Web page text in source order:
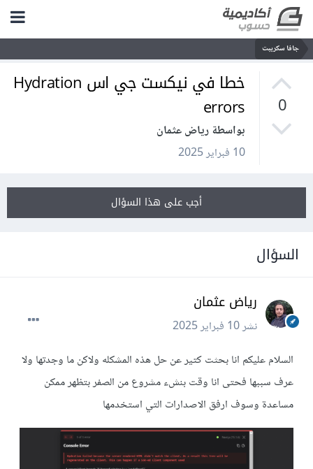
جافا سكريبت
0
خطا في نيكست جي اس Hydration
errors
بواسطة رياض عثمان
10 فبراير 2025
أجب على هذا السؤال
السؤال
رياض عثمان
نشر10 فبراير 2025
السلام عليكم انا بحثت كتير عن حل هذه المشكله ولاكن ما وجدتها ولا
عرف سببها فحتى انا وقت بنشء مشروع من الصفر بتظهر ممكن
مساعدة وسوف ارفق الاصدارات التي استخدمها